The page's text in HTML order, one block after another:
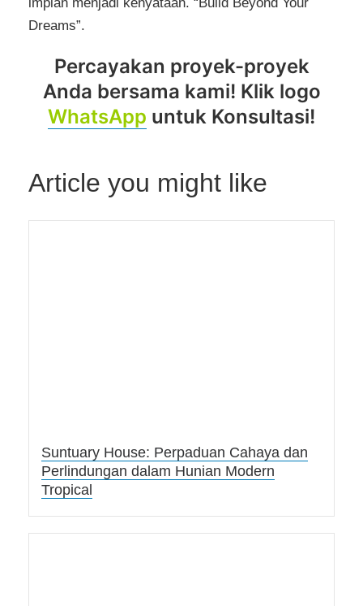
impian menjadi kenyataan. “Build Beyond Your
Dreams”.
Percayakan proyek-proyek
Anda bersama kami! Klik logo
WhatsApp untuk Konsultasi!
Article you might like
Suntuary House: Perpaduan Cahaya dan
Perlindungan dalam Hunian Modern
Tropical